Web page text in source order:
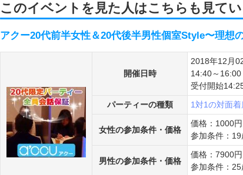
このイベントを見た人はこちらも見て
アクー20代前半女性＆20代後半男性個室Style〜理想
開催日時
2018年12月
14:40～16:00
受付開始
パーティーの種類
1対1の対面
女性の参加条件・価格
価格：1000円
参加条件：
男性の参加条件・価格
価格：7900円
参加条件：